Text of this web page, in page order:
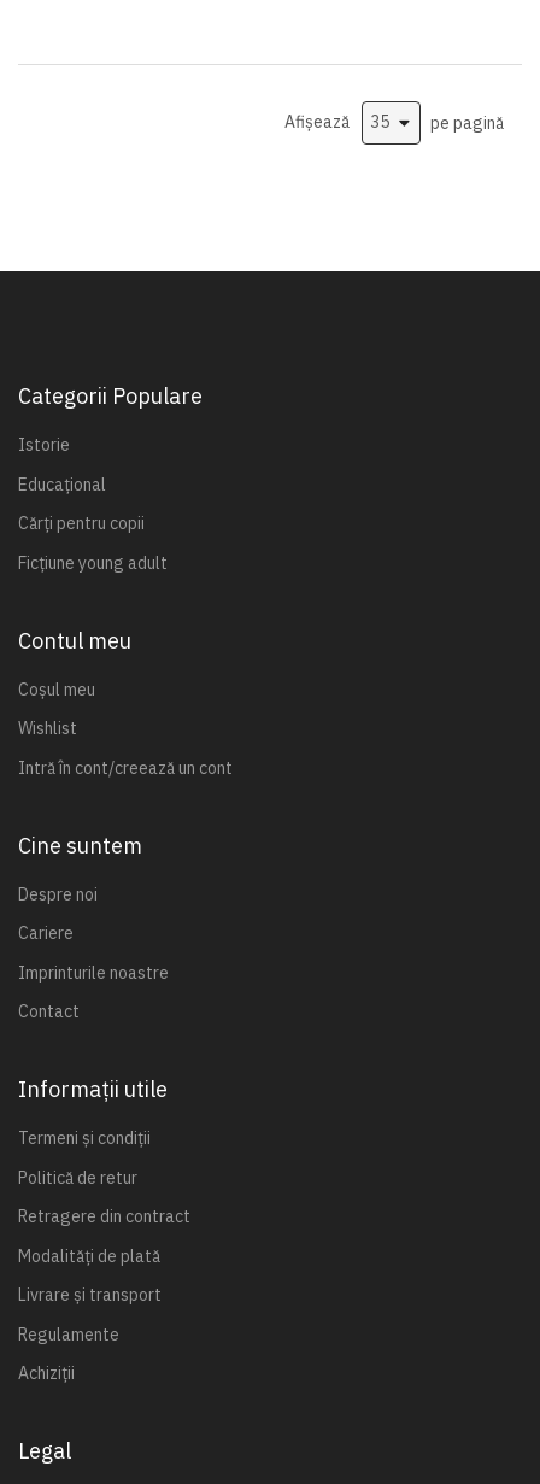
Afișează pe pagină
Categorii Populare
Istorie
Educațional
Cărți pentru copii
Ficțiune young adult
Contul meu
Coșul meu
Wishlist
Intră în cont/creează un cont
Cine suntem
Despre noi
Cariere
Imprinturile noastre
Contact
Informații utile
Termeni și condiții
Politică de retur
Retragere din contract
Modalități de plată
Livrare și transport
Regulamente
Achiziții
Legal